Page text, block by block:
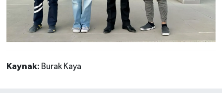
Kaynak: Burak Kaya